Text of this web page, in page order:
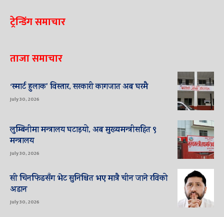
ट्रेन्डिंग समाचार
ताजा समाचार
‘स्मार्ट हुलाक’ विस्तार, सरकारी कागजात अब घरमै
July 30, 2026
लुम्बिनीमा मन्त्रालय घटाइयो, अब मुख्यमन्त्रीसहित ९
मन्त्रालय
July 30, 2026
सी चिनफिङसँग भेट सुनिश्चित भए मात्रै चीन जाने रविको
अडान
July 30, 2026